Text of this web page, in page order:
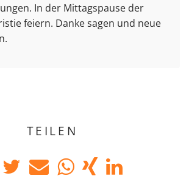
In der Mittagspause der
feiern. Danke sagen und neue
TEILEN